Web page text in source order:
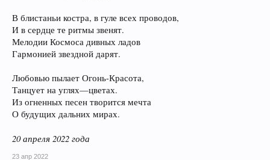
В блистаньи костра, в гуле всех проводов,
И в сердце те ритмы звенят.
Мелодии Космоса дивных ладов
Гармонией звездной дарят.
Любовью пылает Огонь-Красота,
Танцует на углях—цветах.
Из огненных песен творится мечта
О будущих дальних мирах.
20 апреля 2022 года
23 апр 2022